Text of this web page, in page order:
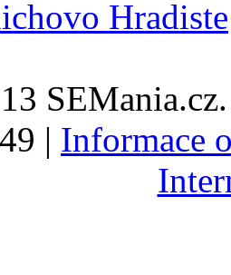
Hradiste
| Informace